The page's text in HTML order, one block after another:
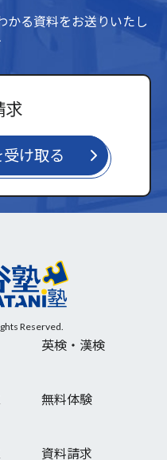
かる資料をお送りいたし
求
け取る
Reserved.
英検・漢検
無料体験
資料請求